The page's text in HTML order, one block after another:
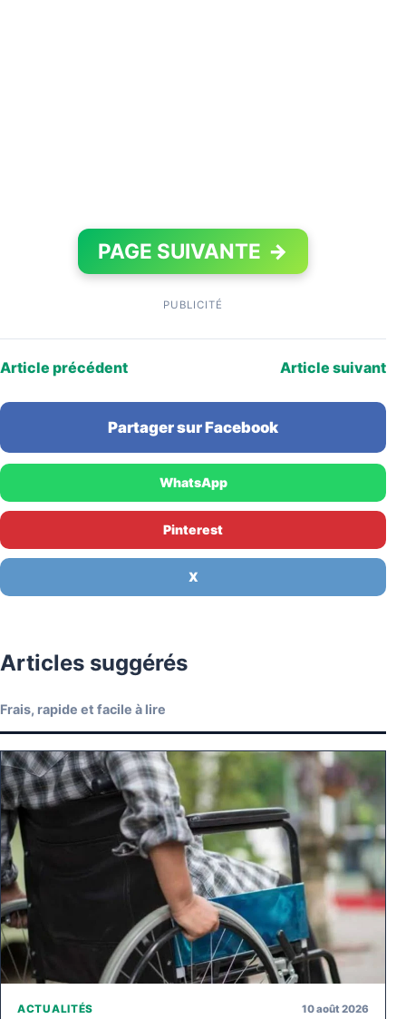
PAGE SUIVANTE →
PUBLICITÉ
Article précédent Article suivant
Partager sur Facebook
WhatsApp
Pinterest
X
Articles suggérés
Frais, rapide et facile à lire
ACTUALITÉS 10 août 2026